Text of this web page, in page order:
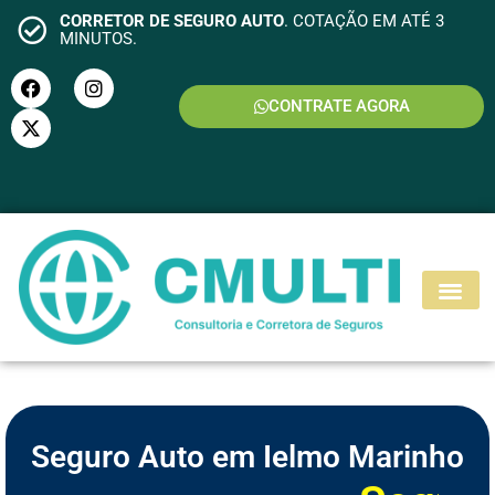
CORRETOR DE SEGURO AUTO. COTAÇÃO EM ATÉ 3
MINUTOS.
CONTRATE AGORA
SEGURO MOTO
Seguro Auto em Ielmo Marinho